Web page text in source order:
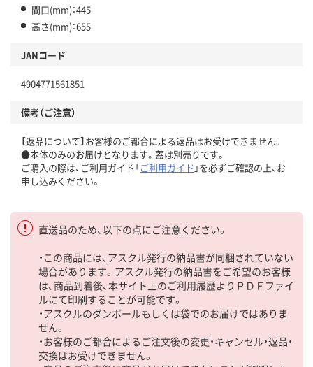
間口(mm)：445
高さ(mm)：655
JANコード
4904771561851
備考（ご注意）
【返品について】お客様のご都合による返品はお受けできません。
●本体のみのお届けとなります。蓋は別売りです。
ご購入の際は、ご利用ガイド「ご利用ガイド 」を必ずご確認の上、お
申し込みください。
直送品のため、以下の点にご注意ください。
・この商品には、アスクル発行の納品書が同梱されていない
場合があります。アスクル発行の納品書をご希望のお客様
は、商品到着後、本サイト上のご利用履歴よりＰＤＦファイ
ルにて印刷することが可能です。
・アスクルのダンボールもしくは袋でのお届けではありま
せん。
・お客様のご都合によるご注文後の変更・キャンセル・返品・
交換はお受けできません。